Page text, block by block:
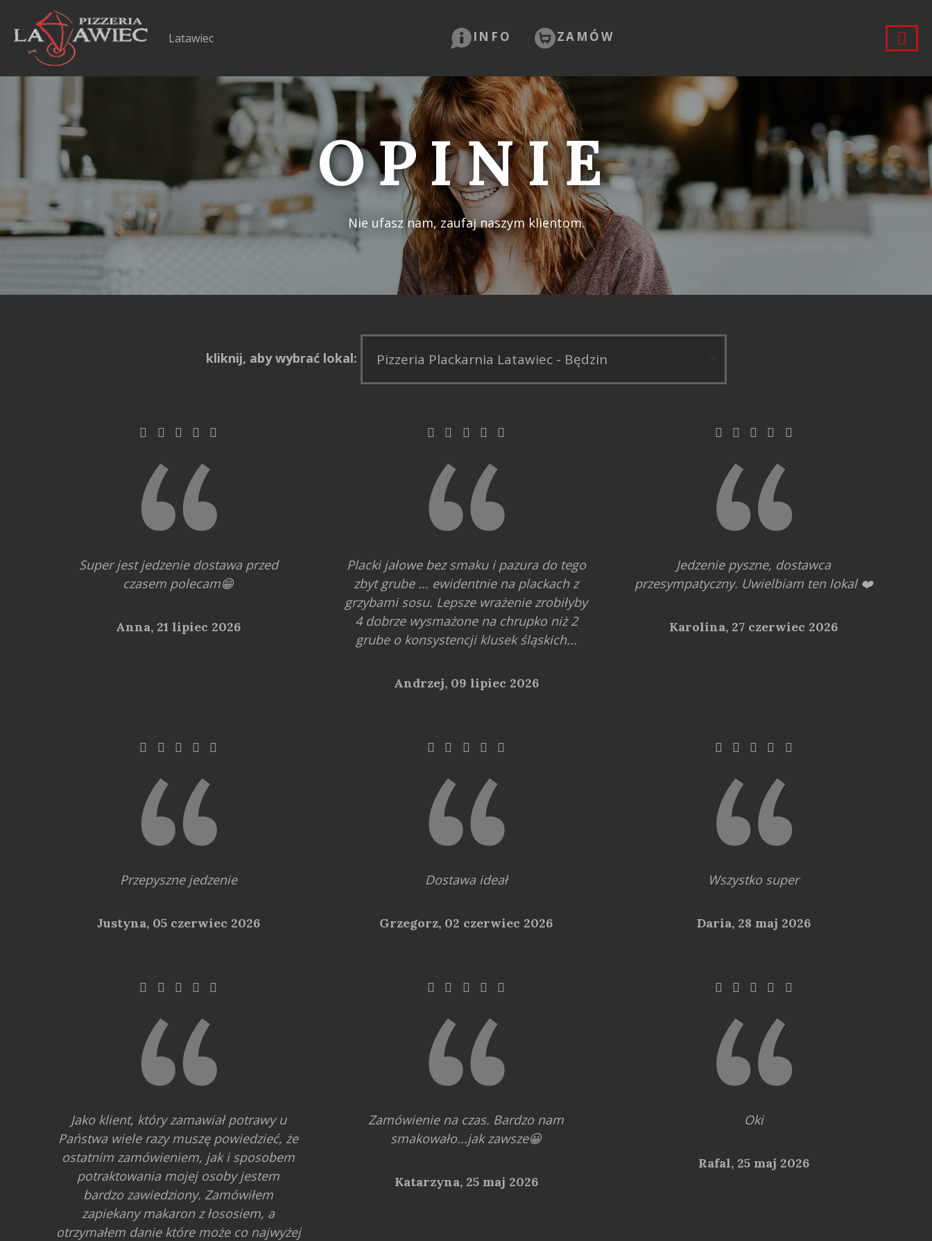
Latawiec INFO ZAMÓW
OPINIE
Nie ufasz nam, zaufaj naszym klientom.
kliknij, aby wybrać lokal:
Super jest jedzenie dostawa przed
czasem polecam😁
Anna, 21 lipiec 2026
Placki jałowe bez smaku i pazura do tego
zbyt grube ... ewidentnie na plackach z
grzybami sosu. Lepsze wrażenie zrobiłyby
4 dobrze wysmażone na chrupko niż 2
grube o konsystencji klusek śląskich...
Andrzej, 09 lipiec 2026
Jedzenie pyszne, dostawca
przesympatyczny. Uwielbiam ten lokal ❤️
Karolina, 27 czerwiec 2026
Przepyszne jedzenie
Justyna, 05 czerwiec 2026
Dostawa ideał
Grzegorz, 02 czerwiec 2026
Wszystko super
Daria, 28 maj 2026
Jako klient, który zamawiał potrawy u
Państwa wiele razy muszę powiedzieć, że
ostatnim zamówieniem, jak i sposobem
potraktowania mojej osoby jestem
bardzo zawiedziony. Zamówiłem
zapiekany makaron z łososiem, a
otrzymałem danie które może co najwyżej
Zamówienie na czas. Bardzo nam
smakowało...jak zawsze😀
Katarzyna, 25 maj 2026
Oki
Rafal, 25 maj 2026